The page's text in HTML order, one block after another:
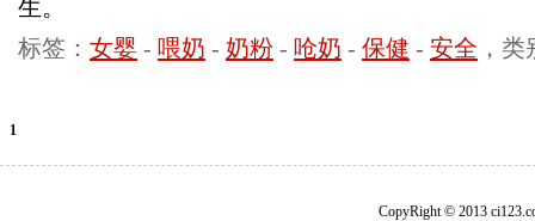
生。
标签： 女婴 - 喂奶 - 奶粉 - 呛奶 - 保健 - 安全 ，
1
CopyRight © 2013